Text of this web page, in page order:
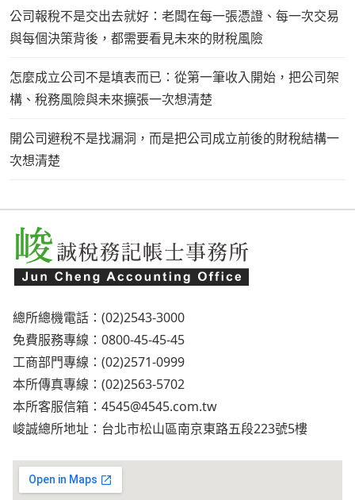
公司報稅不是交出去就好：老闆在每一張憑證、每一次交易
與每個決策背後，都需要看見未來的財稅風險
怎麼成立公司不是填表而已：從第一筆收入開始，把公司架
構、稅務風險與未來擴張一次想清楚
開公司避稅不是找漏洞，而是把公司成立前後的財稅結構一
次想清楚
總所總機電話：(02)2543-3000
免費服務專線：0800-45-45-45
工商部門專線：(02)2571-0999
本所傳真專線：(02)2563-5702
本所客服信箱： 4545@4545.com.tw
峻誠總所地址：台北市松山區南京東路五段223號5樓